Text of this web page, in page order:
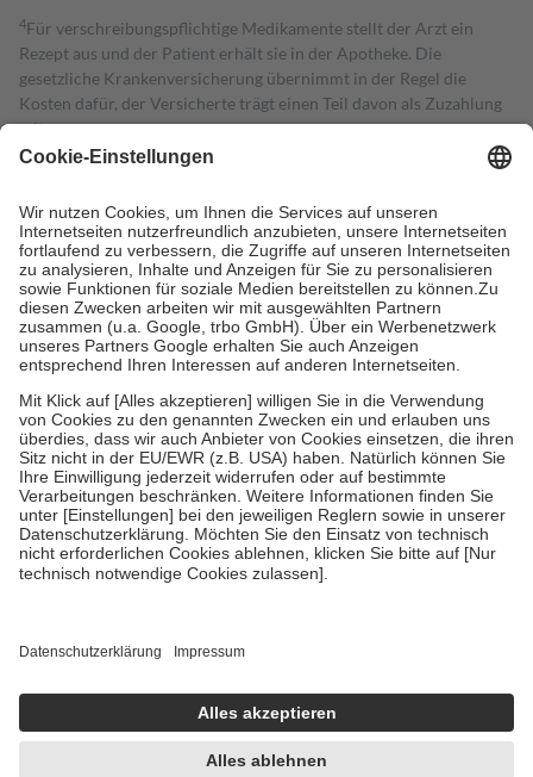
4Für verschreibungspflichtige Medikamente stellt der Arzt ein
Rezept aus und der Patient erhält sie in der Apotheke. Die
gesetzliche Krankenversicherung übernimmt in der Regel die
Kosten dafür, der Versicherte trägt einen Teil davon als Zuzahlung
mit.
Grundsätzlich leisten Mitglieder Zuzahlungen in Höhe von zehn
höchstens zehn Euro.
Es sind jedoch nie mehr als die tatsächlichen
Kosten der Leistung zu entrichten.
Diese Regeln gelten grundsätzlich auch für Online-Apotheken.
Bei Heilmitteln und häuslicher Krankenpflege beträgt die
Zuzahlung zehn Prozent der Kosten sowie zehn Euro je
Verordnung.
Um das Engagement der Versicherten für ihre eigene Gesundheit zu
stärken und die besondere Stellung der Familie zu unterstützen,
fallenkeine Zuzahlungenan bei:
• Kindern und Jugendlichen bis zum vollendeten 18. Lebensjahr
mit Ausnahme der Fahrkosten
• Untersuchungen zur Vorsorge und Früherkennung, die von der
GKV getragen werden
• empfohlenen Schutzimpfungen
• Harn- und Blutteststreifen
getroffen, um sicherzustellen, dass es sich um echte Bewertungen
https://help.etrusted.com/hc/de/articles/4419944605341
Einige Bilder und Inhalte wurden unter Zuhilfenahme künstlicher